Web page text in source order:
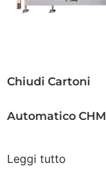
Chiudi Cartoni
Automatico CHM
Leggi tutto